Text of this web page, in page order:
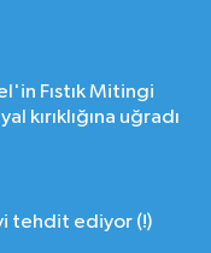
Fıstık Mitingi
kırıklığına uğradı
tehdit ediyor (!)